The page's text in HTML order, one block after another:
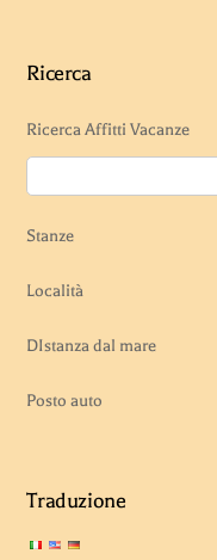
Ricerca
Ricerca Affitti Vacanze
Stanze
Località
DIstanza dal mare
Posto auto
Traduzione